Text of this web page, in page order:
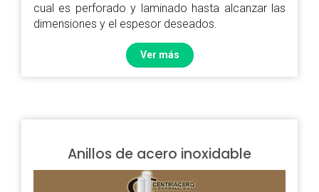
cual es perforado y laminado hasta alcanzar las
dimensiones y el espesor deseados.
Ver más
Anillos de acero inoxidable